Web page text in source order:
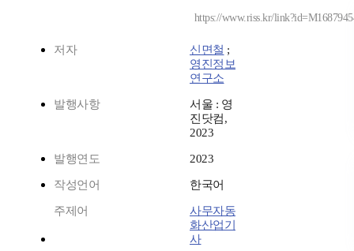
https://www.riss.kr/
저자 신면철 ;
영진정보
연구소
발행사항
서울 : 영
진닷컴,
2023
발행연도 2023
작성언어 한국어
주제어
사무자동
화산업기
사